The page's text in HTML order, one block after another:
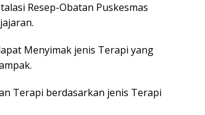
Resep-Obatan Puskesmas
Menyimak jenis Terapi yang
Terapi berdasarkan jenis Terapi